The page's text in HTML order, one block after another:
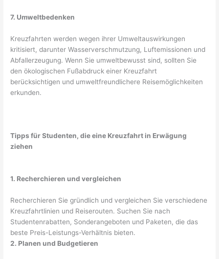
7. Umweltbedenken
Kreuzfahrten werden wegen ihrer Umweltauswirkungen
kritisiert, darunter Wasserverschmutzung, Luftemissionen und
Abfallerzeugung. Wenn Sie umweltbewusst sind, sollten Sie
den ökologischen Fußabdruck einer Kreuzfahrt
berücksichtigen und umweltfreundlichere Reisemöglichkeiten
erkunden.
Tipps für Studenten, die eine Kreuzfahrt in Erwägung
ziehen
1. Recherchieren und vergleichen
Recherchieren Sie gründlich und vergleichen Sie verschiedene
Kreuzfahrtlinien und Reiserouten. Suchen Sie nach
Studentenrabatten, Sonderangeboten und Paketen, die das
beste Preis-Leistungs-Verhältnis bieten.
2. Planen und Budgetieren